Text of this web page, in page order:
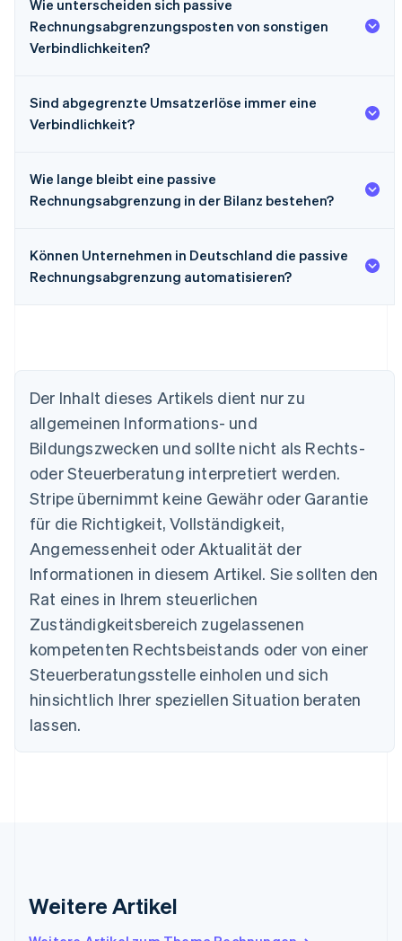
Wie unterscheiden sich passive
Rechnungsabgrenzungsposten von sonstigen
Verbindlichkeiten?
Sind abgegrenzte Umsatzerlöse immer eine
Verbindlichkeit?
Wie lange bleibt eine passive
Rechnungsabgrenzung in der Bilanz bestehen?
Können Unternehmen in Deutschland die passive
Rechnungsabgrenzung automatisieren?
Der Inhalt dieses Artikels dient nur zu
allgemeinen Informations- und
Bildungszwecken und sollte nicht als Rechts-
oder Steuerberatung interpretiert werden.
Stripe übernimmt keine Gewähr oder Garantie
für die Richtigkeit, Vollständigkeit,
Angemessenheit oder Aktualität der
Informationen in diesem Artikel. Sie sollten den
Rat eines in Ihrem steuerlichen
Zuständigkeitsbereich zugelassenen
kompetenten Rechtsbeistands oder von einer
Steuerberatungsstelle einholen und sich
hinsichtlich Ihrer speziellen Situation beraten
lassen.
Weitere Artikel
Australien
English
Belgien
Nederlands Français DeutschEnglish
Brasilien
PortuguêsEnglish
English
Dänemark
English
Deutschland
Deutsch English
Estland
Festlandchina
简体中文English
Finnland
English
Frankreich
Irland